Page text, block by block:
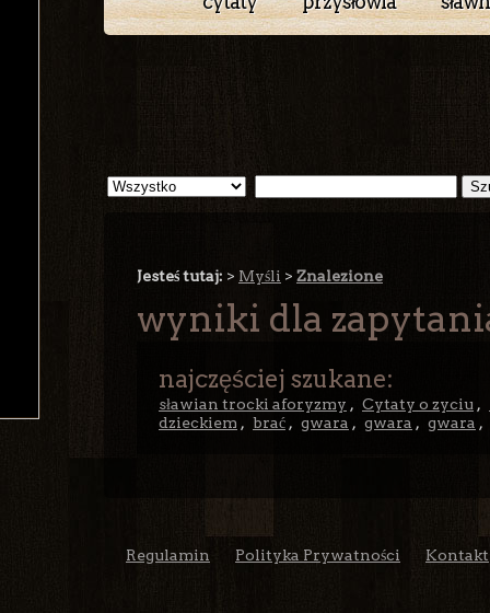
Jesteś tutaj: > Myśli > Znalezione
wyniki dla
najczęściej szukane:
sławian trocki aforyzmy , Cytaty o zyciu ,
dzieckiem , brać , gwara , gwara , gwara ,
Regulamin Polityka Prywatności Kontakt